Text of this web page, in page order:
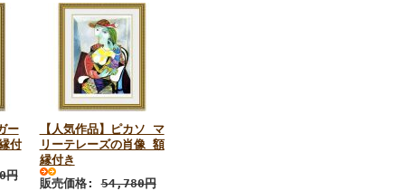
ー
付
円
【人気作品】ピカソ マ
リーテレーズの肖像 額
縁付き
販売価格:54,780円